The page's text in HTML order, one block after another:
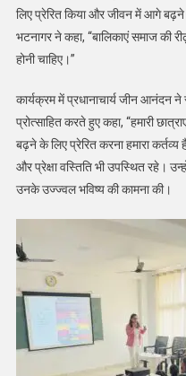
लिए प्रेरित किया और जीवन में आगे
भटनागर ने कहा, “बालिकाएं समाज की
होनी चाहिए।”
कार्यक्रम में प्रधानाचार्य जीन आनंदन
प्रोत्साहित करते हुए कहा, “हमारी
बढ़ने के लिए प्रेरित करना हमारा
और प्रेक्षा वस्तिति भी उपस्थित रहे।
उनके उज्ज्वल भविष्य की कामना की।